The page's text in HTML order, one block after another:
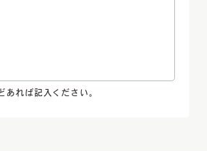
あれば記入ください。